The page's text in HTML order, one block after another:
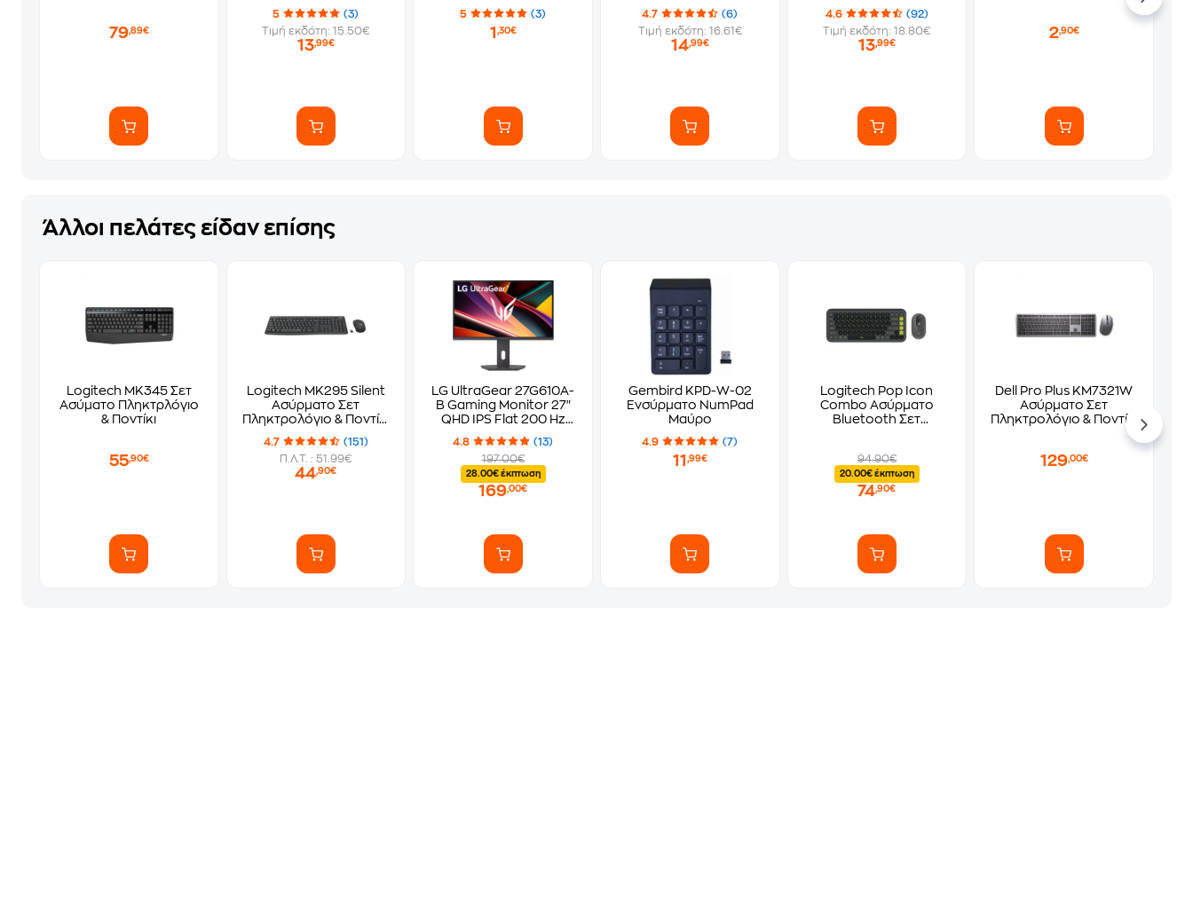
79,89€
5
(3)
Τιμή εκδότη: 15.50€
13,99€
Αυτοκόλλητα)
5 (3)
1 ,30€
4.7
(6)
Τιμή εκδότη: 16.61€
14,99€
4.6
(92)
Τιμή εκδότη: 18.80€
13,99€
2,90€
Άλλοι πελάτες είδαν επίσης
Logitech MK345 Σετ
Ασύματο Πληκτρλόγιο
& Ποντίκι
55,90€
Logitech MK295 Silent
Ασύρματο Σετ
Πληκτρολόγιο & Ποντίκι
(GR)
4.7
(151)
Π.Λ.Τ. : 51.99€
44,90€
LG UltraGear 27G610A-
B Gaming Monitor 27"
QHD IPS Flat 200 Hz
1ms
4.8
(13)
197.00€
28.00€ έκπτωση
169,00€
Gembird KPD-W-02
Ενσύρματο NumPad
Μαύρο
4.9 (7)
11 ,99€
Logitech Pop Icon
Combo Ασύρματο
Bluetooth Σετ
94.90€
20.00€ έκπτωση
74,90€
Dell Pro Plus KM7321W
Ασύρματο Σετ
Πληκτρολόγιο & Ποντίκι
129,00€